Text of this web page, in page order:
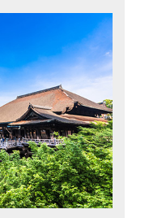
ちこちの寺社で催さ
文化が溶け込んで
も身近。桜や紅葉
聞かれます。歴史
い暮らしが楽しめる